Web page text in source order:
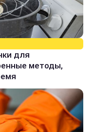
для
методы,